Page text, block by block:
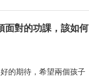
面對的功課，該如何
的期待，希望兩個孩子